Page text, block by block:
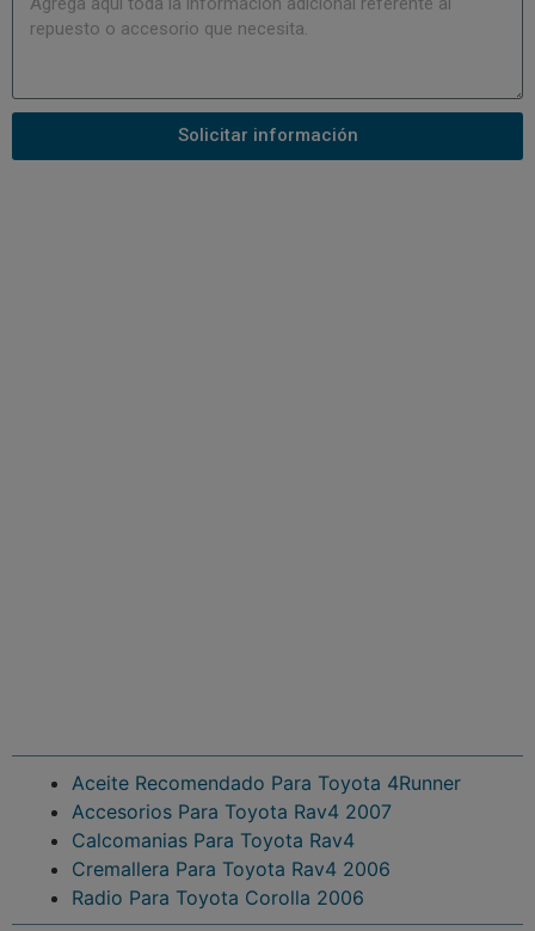
Solicitar información
Aceite Recomendado Para Toyota 4Runner
Accesorios Para Toyota Rav4 2007
Calcomanias Para Toyota Rav4
Cremallera Para Toyota Rav4 2006
Radio Para Toyota Corolla 2006